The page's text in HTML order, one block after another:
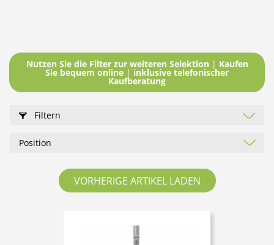
Nutzen Sie die Filter zur weiteren Selektion| Kaufen
Sie bequem online | inklusive telefonischer
Kaufberatung
Filtern
VORHERIGE ARTIKEL LADEN